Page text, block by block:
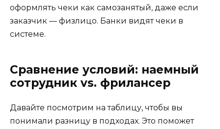
оформлять чеки как самозанятый, даже если
заказчик — физлицо. Банки видят чеки в
системе.
Сравнение условий: наемный
сотрудник vs. фрилансер
Давайте посмотрим на таблицу, чтобы вы
понимали разницу в подходах. Это поможет